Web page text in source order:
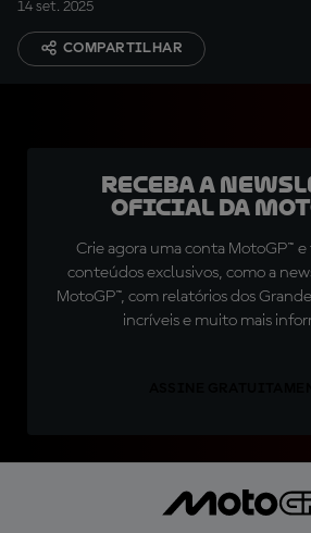
14 set. 2025
COMPARTILHAR
Receba a
oficial da
Crie agora uma conta MotoGP™ e
conteúdos exclusivos, como a
MotoGP™, com relatórios dos
incríveis e muito mais